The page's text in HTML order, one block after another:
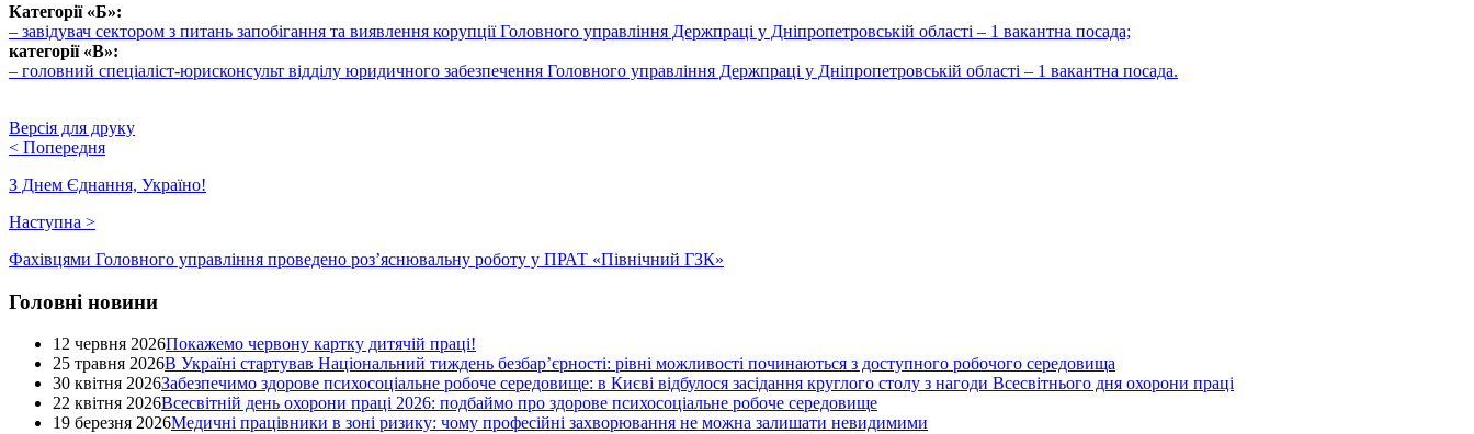
Категорії «Б»:
– завідувач сектором з питань запобігання та виявлення корупції Головного управління Держпраці у Дніпропетровській області – 1 вакантна посада;
категорії «В»:
– головний спеціаліст-юрисконсульт відділу юридичного забезпечення Головного управління Держпраці у Дніпропетровській області – 1 вакантна посада.
Версія для друку
< Попередня
З Днем Єднання, Україно!
Наступна >
Фахівцями Головного управління проведено роз’яснювальну роботу у ПРАТ «Північний ГЗК»
Головні новини
12 червня 2026Покажемо червону картку дитячій праці!
25 травня 2026В Україні стартував Національний тиждень безбар’єрності: рівні можливості починаються з доступного робочого середовища
30 квітня 2026Забезпечимо здорове психосоціальне робоче середовище: в Києві відбулося засідання круглого столу з нагоди Всесвітнього дня охорони праці
22 квітня 2026Всесвітній день охорони праці 2026: подбаймо про здорове психосоціальне робоче середовище
19 березня 2026Медичні працівники в зоні ризику: чому професійні захворювання не можна залишати невидимими